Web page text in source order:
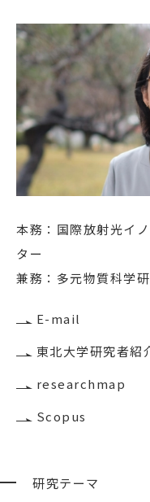
本務：国際放射光イ
ター
兼務：多元物質科学
E-mail
東北大学研究者紹
researchmap
Scopus
研究テーマ